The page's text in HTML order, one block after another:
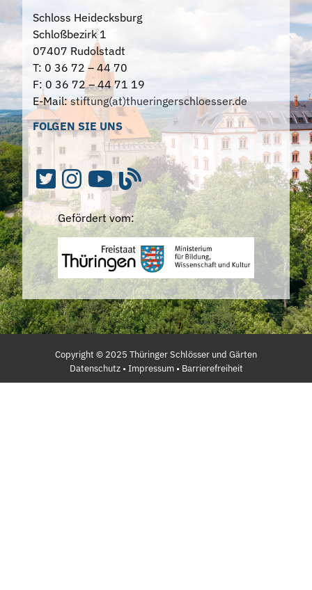
Schloss Heidecksburg
Schloßbezirk 1
07407 Rudolstadt
T: 0 36 72 – 44 70
F: 0 36 72 – 44 71 19
E-Mail:stiftung(at)thueringerschloesser.de
FOLGEN SIE UNS
Gefördert vom:
Copyright © 2025 Thüringer Schlösser und Gärten
Datenschutz•Impressum• Barrierefreiheit